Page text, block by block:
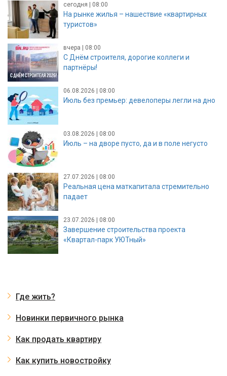
сегодня | 08:00
На рынке жилья – нашествие «квартирных
туристов»
вчера | 08:00
С Днём строителя, дорогие коллеги и
партнёры!
06.08.2026 | 08:00
Июль без премьер: девелоперы легли на дно
03.08.2026 | 08:00
Июль – на дворе пусто, да и в поле негусто
27.07.2026 | 08:00
Реальная цена маткапитала стремительно
падает
23.07.2026 | 08:00
Завершение строительства проекта
«Квартал-парк УЮТный»
Где жить?
Новинки первичного рынка
Как продать квартиру
Как купить новостройку